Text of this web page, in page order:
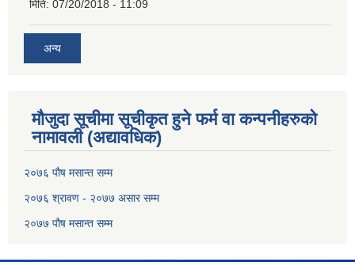
मिति: 07/20/2018 - 11:09
अन्य
मौजुदा सूचीमा सूचीकृत हुने फर्म वा कन्पनीहरुको
नामावली (अद्यावधिक)
२०७६ पौष मसान्त सम्म
२०७६ श्रावण - २०७७ असार सम्म
२०७७ पौष मसान्त सम्म